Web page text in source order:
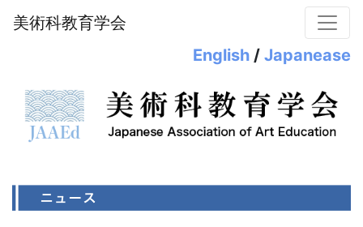
美術科教育学会
English / Japanease